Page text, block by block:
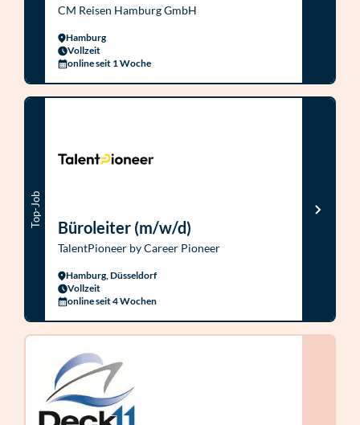
CM Reisen Hamburg GmbH
Hamburg
Vollzeit
online seit 1 Woche
Top-Job Büroleiter (m/w/d)
TalentPioneer by Career Pioneer
Hamburg, Düsseldorf
Vollzeit
online seit 4 Wochen